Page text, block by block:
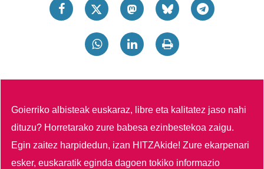
Goierriko albisteak euskaraz, libre eta kalitatez jaso nahi
dituzu? Horretarako zure babesa ezinbestekoa zaigu.
Egin zaitez harpidedun, izan HITZAkide!Zure ekarpenari
esker, euskaratik eginda dagoen tokiko informazio